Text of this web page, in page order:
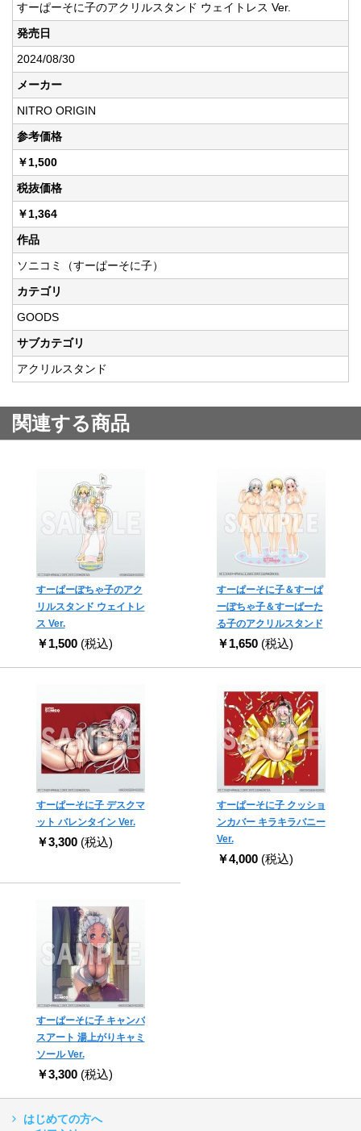
すーぱーそに子のアクリルスタンド ウェイトレス Ver.
発売日
2024/08/30
メーカー
NITRO ORIGIN
参考価格
￥1,500
税抜価格
￥1,364
作品
ソニコミ（すーぱーそに子）
カテゴリ
GOODS
サブカテゴリ
アクリルスタンド
関連する商品
すーぱーぽちゃ子のアク
リルスタンド ウェイトレ
ス Ver.
￥1,500 (税込)
すーぱーそに子＆すーぱ
ーぽちゃ子＆すーぱーた
る子のアクリルスタンド
￥1,650 (税込)
すーぱーそに子 デスクマ
ット バレンタイン Ver.
￥3,300 (税込)
すーぱーそに子 クッショ
ンカバー キラキラバニー
Ver.
￥4,000 (税込)
すーぱーそに子 キャンバ
スアート 湯上がりキャミ
ソール Ver.
￥3,300 (税込)
はじめての方へ